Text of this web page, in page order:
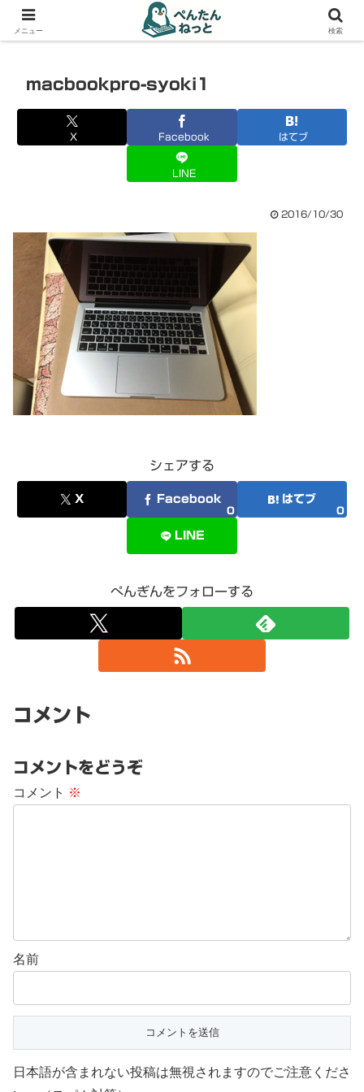
PCやガジェットの備忘録
macbookpro-syoki1
X Facebook はてブ
LINE
2016/10/30
シェアする
X Facebook
0
はてブ
0
LINE
ぺんぎんをフォローする
コメント
コメントをどうぞ
コメント ※
名前
日本語が含まれない投稿は無視されますのでご注意くださ
メニュー 検索